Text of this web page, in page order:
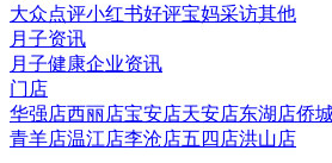
大众点评小红书好评宝妈采访其他
月子资讯
月子健康企业资讯
门店
华强店西丽店宝安店天安店东湖店侨
青羊店温江店李沧店五四店洪山店